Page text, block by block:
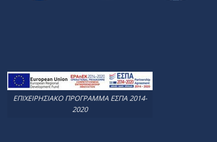
ΕΠΙΧΕΙΡΗΣΙΑΚΟ ΠΡΟΓΡΑΜΜΑ ΕΣΠΑ 2014-
2020